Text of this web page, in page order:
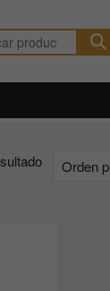
Buscar
por: